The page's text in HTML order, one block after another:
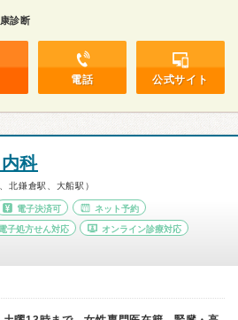
診断
電話 公式サイト
科
北鎌倉駅、大船駅）
電子決済可 ネット予約
電子処方せん対応 オンライン診療対応